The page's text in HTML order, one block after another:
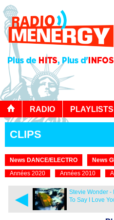
RADIO PLAYLISTS
CLIPS
News DANCE/ELECTRO News
Années 2020
Années 2010
◄
Stevie Wonder -
To Say I Love